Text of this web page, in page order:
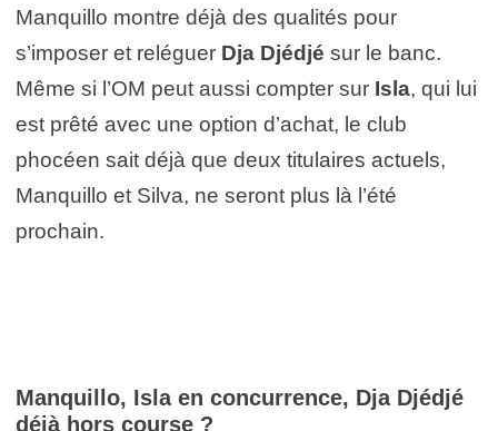
Manquillo montre déjà des qualités pour
s’imposer et reléguer Dja Djédjé sur le banc.
Même si l’OM peut aussi compter sur Isla, qui lui
est prêté avec une option d’achat, le club
phocéen sait déjà que deux titulaires actuels,
Manquillo et Silva, ne seront plus là l’été
prochain.
Manquillo, Isla en concurrence, Dja Djédjé
déjà hors course ?